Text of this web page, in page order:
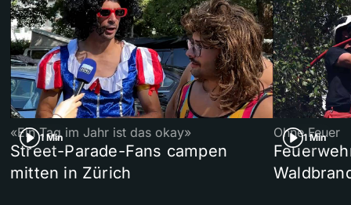
1 Min
«Ein Tag im Jahr ist das okay»
Street-Parade-Fans campen
mitten in Zürich
1 Min
Ohne Feuer